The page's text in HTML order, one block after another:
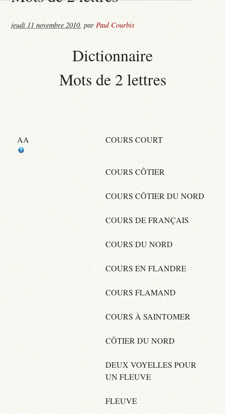
jeudi 11 novembre 2010,parPaul Courbis
Dictionnaire
Mots de 2 lettres
AA COURS COURT
COURS CÔTIER
COURS CÔTIER DU NORD
COURS DE FRANÇAIS
COURS DU NORD
COURS EN FLANDRE
COURS FLAMAND
COURS À SAINTOMER
CÔTIER DU NORD
DEUX VOYELLES POUR
UN FLEUVE
FLEUVE